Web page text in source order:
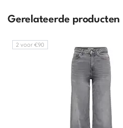
Gerelateerde producten
2 voor €90